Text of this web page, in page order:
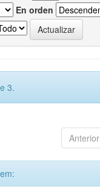
En orden
3.
Anterior